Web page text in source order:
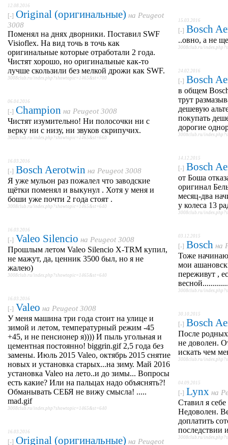
12.08.2016
[-] Original (оригинальные) на Peugeot
3008
Поменял на днях дворники. Поставил SWF
Visioflex. На вид точь в точь как
оригинальные которые отработали 2 года.
Чистят хорошо, но оригинальные как-то
лучше скользили без мелкой дрожи как SWF.
3008club.ru/index.php?showtopic=1465&st=700
06.04.2016
[-] Champion на Peugeot 3008
Чистят изумительно! Ни полосочки ни с
верку ни с низу, ни звуков скрипучих.
3008club.ru/index.php?showtopic=1465&st=660
16.03.2016
[-] Bosch Aerotwin на Peugeot 3008
Я уже мульон раз пожалел что заводские
щётки поменял и выкунул . Хотя у меня и
боши уже почти 2 года стоят .
3008club.ru/index.php?showtopic=1465&st=640
16.03.2016
[-] Valeo Silencio на Peugeot 3008
Прошлым летом Valeo Silencio X-TRM купил,
не мажут, да, ценник 3500 был, но я не
жалею)
3008club.ru/index.php?showtopic=1465&st=640
16.03.2016
[-] Valeo на Peugeot 3008
У меня машина три года стоит на улице и
зимой и летом, температурный режим -45
+45, и не пенсионер я)))) И пыль угольная и
цементная постоянно! biggrin.gif 2,5 года без
замены. Июль 2015 Valeo, октябрь 2015 снятие
новых и установка старых...на зиму. Май 2016
установка Valeo на лето..и до зимы... Вопросы
есть какие? Или на пальцах надо объяснять?!
Обманывать СЕБЯ не вижу смысла! .....
mad.gif
3008club.ru/index.php?showtopic=1465&st=640
16.03.2016
[-] Original (оригинальные) на Peugeot
15.03.2016
[-] Bosch
..овно, а не
3008club.ru/
24.02.2016
[-] Bosch
в общем
трут
дешевую
покупать
дорогие
3008club.ru/
14.12.2015
[-] Bosch
от Боша
оригинал
месяц-два
у колеса 13
3008club.ru/
03.12.2015
[-] Bosch на
Тоже
мои
переживут ,
3008club.ru/
30.10.2015
[-] Bosch
После
не доволен.
искать чем
3008club.ru/
04.09.2015
[-] Lynx на
Ставил я
Недоволен.
доплатить
последствии
3008club.ru/